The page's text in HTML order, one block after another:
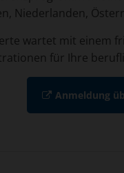
Niederlanden,
wartet mit einem
für Ihre
Anmeldung